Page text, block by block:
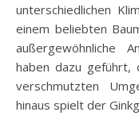
unterschiedlichen
einem beliebten
außergewöhnliche
haben dazu
verschmutzten
hinaus spielt der